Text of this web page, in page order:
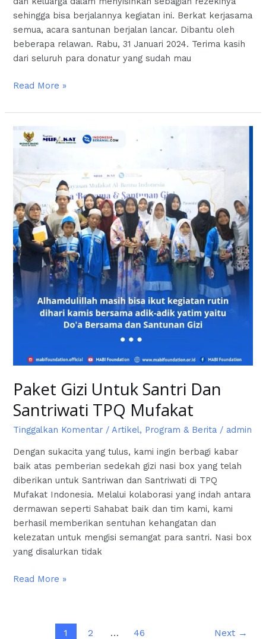
sehingga bisa berjalannya kegiatan ini. Berkat kerjasama
semua, acara santunan berjalan lancar. Dibantu oleh
beberapa relawan. Rabu, 31 Januari 2024. Terima kasih
dari seluruh para donatur yang sudah mau
Read More »
Paket Gizi Untuk Santri Dan
Santriwati TPQ Mufakat
Tinggalkan Komentar / Artikel, Program & Berita / admin
Dengan sukacita yang tulus, kami ingin berbagi kabar
baik atas pemberian sedekah gizi nasi box yang telah
diberikan untuk Santriwan dan Santriwati di TPQ
Mufakat Indonesia. Melalui kolaborasi yang indah antara
dermawan seperti Sahabat baik dan tim kami, kami
berhasil memberikan sentuhan kehangatan dan
kelezatan untuk mengisi semangat para santri. Nasi box
yang disalurkan tidak
Paket
Gizi
Santri
Dan
Santriwati
TPQ
Mufakat
Read More »
1 2 … 46 Next →